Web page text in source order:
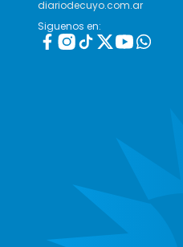
diariodecuyo.com.ar
Siguenos en: